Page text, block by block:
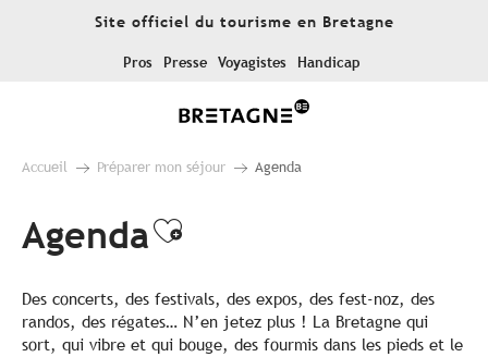
Site officiel du tourisme en Bretagne
Pros Presse Voyagistes Handicap
Accueil Préparer mon séjour Agenda
AgendaAjouter aux favoris
Des concerts, des festivals, des expos, des fest-noz, des
randos, des régates… N’en jetez plus ! La Bretagne qui
sort, qui vibre et qui bouge, des fourmis dans les pieds et le